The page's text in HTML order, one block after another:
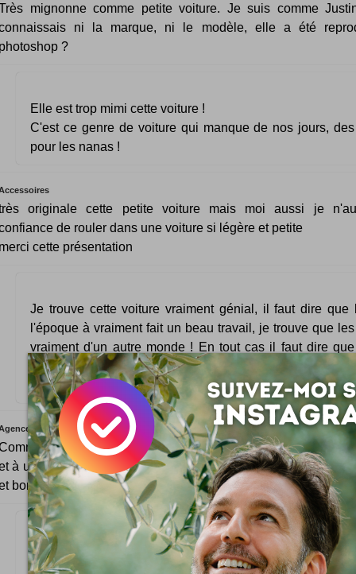
mignonne comme petite voiture. Je suis comme
ni la marque, ni le modèle, elle a été
?
Elle est trop mimi cette voiture !
C'est ce genre de voiture qui manque de nos jours,
pour les nanas !
originale cette petite voiture mais moi aussi je
de rouler dans une voiture si légère et petite
cette présentation
Je trouve cette voiture vraiment génial, il faut dire que
l'époque à vraiment fait un beau travail, je trouve que
vraiment d'un autre monde ! En tout cas il faut dire
arriver à faire un tel véhicule est quelque chose ! Ils
mêmes technologies que de nos jours.
de vo
d'habitude : Excellent Travail. Grâce à ta perception
à une très bonne maîtrise des techniques, tu nous offres de
bonnes choses. Rapide, ton site est très agréable à consulter.
Bonjour, je vous remercie pour ce travail fournit. Je
marque de voiture, mais j'ai aimé le modèle et le design